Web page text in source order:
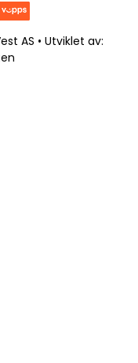
AS • Utviklet av: